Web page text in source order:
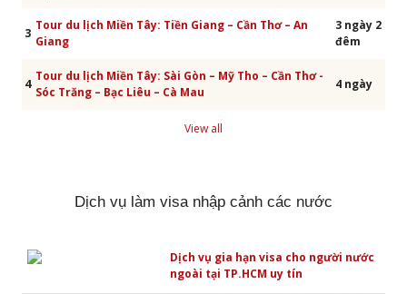
3
Tour du lịch Miền Tây: Tiền Giang – Cần Thơ – An
Giang
3 ngày 2
đêm
4
Tour du lịch Miền Tây: Sài Gòn – Mỹ Tho – Cần Thơ -
Sóc Trăng – Bạc Liêu – Cà Mau
4 ngày
View all
Dịch vụ làm visa nhập cảnh các nước
Dịch vụ gia hạn visa cho người nước
ngoài tại TP.HCM uy tín